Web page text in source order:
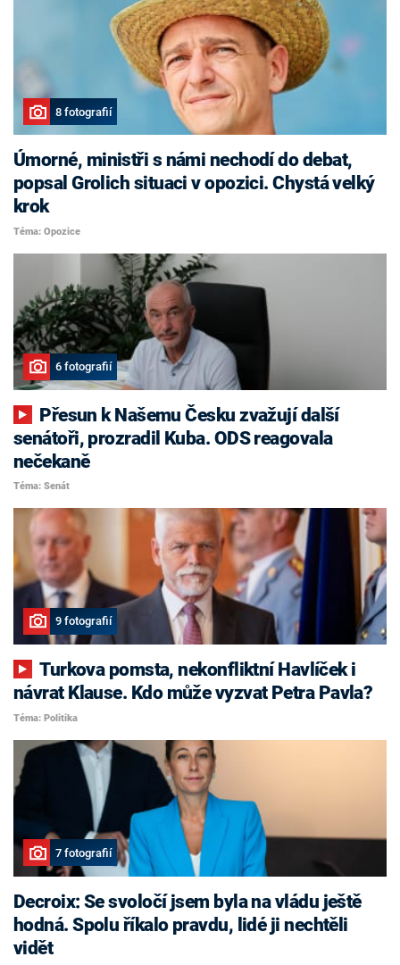
8 fotografií
Úmorné, ministři s námi nechodí do debat,
popsal Grolich situaci v opozici. Chystá velký
krok
Téma: Opozice
6 fotografií
senátoři, prozradil Kuba. ODS reagovala
nečekaně
Téma: Senát
9 fotografií
Turkova pomsta, nekonfliktní Havlíček i
návrat Klause. Kdo může vyzvat Petra Pavla?
Téma: Politika
7 fotografií
Decroix: Se svoločí jsem byla na vládu ještě
hodná. Spolu říkalo pravdu, lidé ji nechtěli
vidět